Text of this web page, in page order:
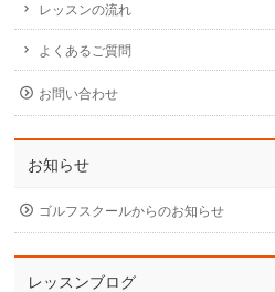
レッスンの流れ
よくあるご質問
お問い合わせ
お知らせ
ゴルフスクールからのお知らせ
レッスンブログ